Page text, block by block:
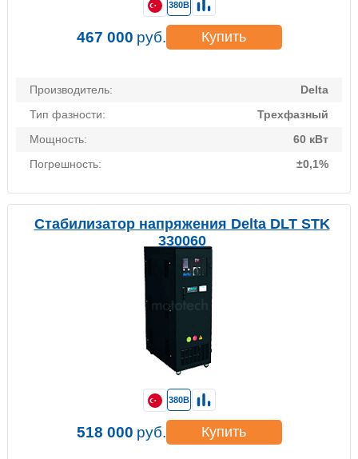
Производитель:
Delta
Тип фазности:
Трехфазный
Мощность:
60 кВт
Погрешность:
±0,1%
380В
467 000 руб. Купить
Стабилизатор напряжения Delta DLT STK
330060
380В
518 000 руб. Купить